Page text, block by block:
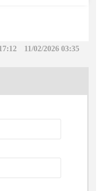
11/02/2026 03:35